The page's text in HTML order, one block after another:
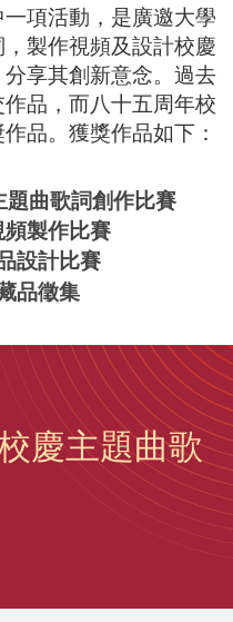
項活動，是廣邀大學
製作視頻及設計校慶
享其創新意念。過去
品，而八十五周年校
品。獲獎作品如下：
題曲歌詞創作比賽
頻製作比賽
設計比賽
品徵集
慶主題曲歌